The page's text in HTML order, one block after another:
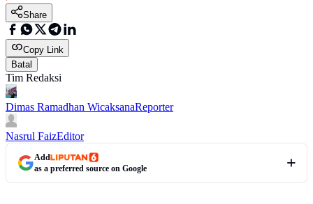
Share
Copy Link
Batal
Tim Redaksi
Dimas Ramadhan WicaksanaReporter
Nasrul FaizEditor
Add
as a preferred source on Google